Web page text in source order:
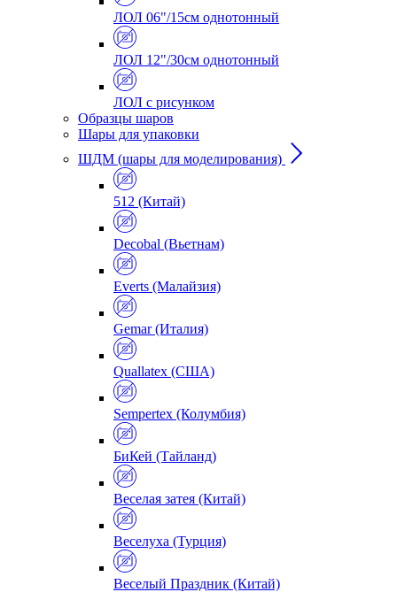
ЛОЛ 06"/15см однотонный
ЛОЛ 12"/30см однотонный
ЛОЛ с рисунком
Образцы шаров
Шары для упаковки
ШДМ (шары для моделирования)
512 (Китай)
Decobal (Вьетнам)
Everts (Малайзия)
Gemar (Италия)
Quallatex (США)
Sempertex (Колумбия)
БиКей (Тайланд)
Веселая затея (Китай)
Веселуха (Турция)
Веселый Праздник (Китай)